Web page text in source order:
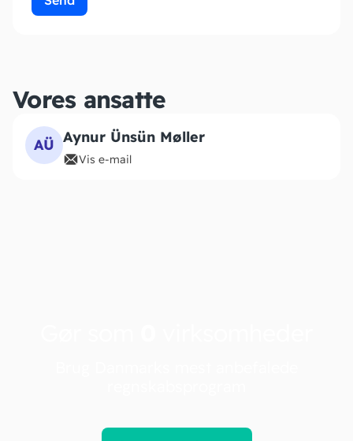
Vores ansatte
AÜ Aynur Ünsün Møller
Vis e-mail